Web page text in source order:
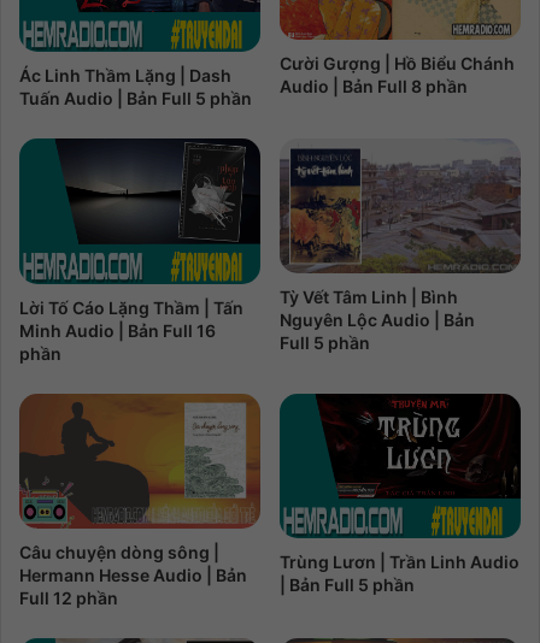
Ác Linh Thầm Lặng | Dash
Tuấn Audio | Bản Full 5 phần
Cười Gượng | Hồ Biểu Chánh
Audio | Bản Full 8 phần
Lời Tố Cáo Lặng Thầm | Tấn
Minh Audio | Bản Full 16
phần
Tỳ Vết Tâm Linh | Bình
Nguyên Lộc Audio | Bản
Full 5 phần
Câu chuyện dòng sông |
Hermann Hesse Audio | Bản
Full 12 phần
Trùng Lươn | Trần Linh Audio
| Bản Full 5 phần